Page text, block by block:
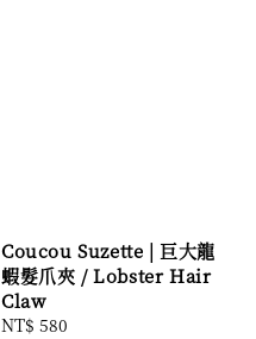
Coucou Suzette | 巨大龍
蝦髮爪夾 / Lobster Hair
Claw
Regular
NT$ 580